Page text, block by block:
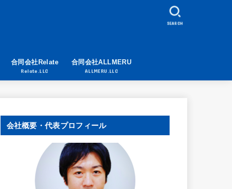
合同会社Relate
Relate.LLC
合同会社ALLMERU
ALLMERU.LLC
SEARCH
会社概要・代表プロフィール